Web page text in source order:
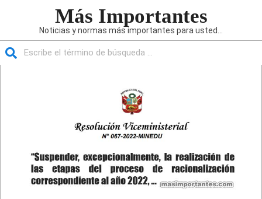
Más Importantes
Noticias y normas más importantes para usted...